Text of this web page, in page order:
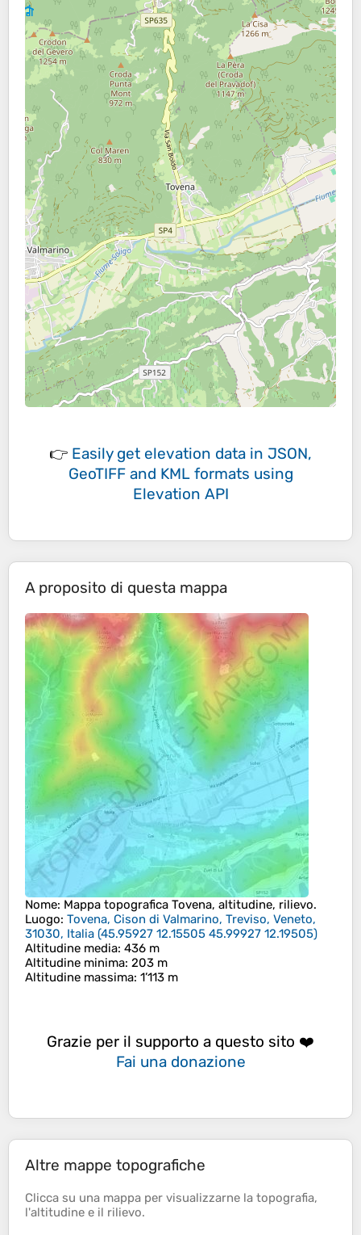
👉 Easily get elevation data in JSON,
GeoTIFF and KML formats using
Elevation API
A proposito di questa mappa
Nome: Mappa topografica Tovena, altitudine, rilievo.
Luogo: Tovena, Cison di Valmarino, Treviso, Veneto,
31030, Italia (45.95927 12.15505 45.99927 12.19505)
Altitudine media: 436 m
Altitudine minima: 203 m
Altitudine massima: 1’113 m
Grazie per il supporto a questo sito ❤️
Fai una donazione
Altre mappe topografiche
Clicca su una mappa per visualizzarne la topografia,
l'altitudine e il rilievo.